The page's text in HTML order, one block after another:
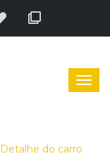
Detalhe do carro